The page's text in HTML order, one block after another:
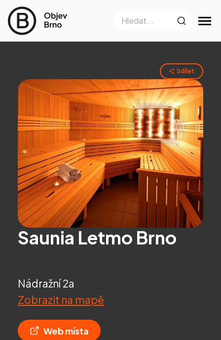
Sdílet
Saunia Letmo Brno
Nádražní 2a
Zobrazit na mapě
Web místa